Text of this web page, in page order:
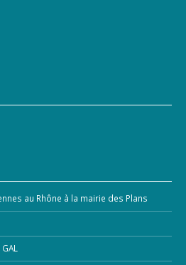
au Rhône à la mairie des Plans